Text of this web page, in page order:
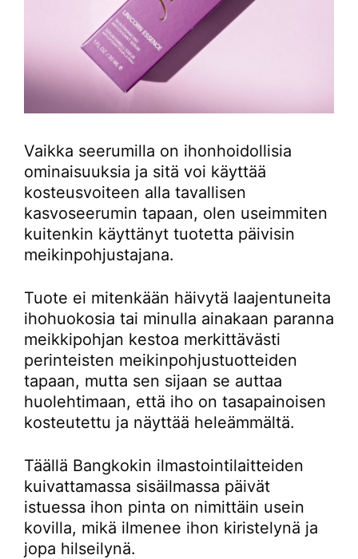
Vaikka seerumilla on ihonhoidollisia
ominaisuuksia ja sitä voi käyttää
kosteusvoiteen alla tavallisen
kasvoseerumin tapaan, olen useimmiten
kuitenkin käyttänyt tuotetta päivisin
meikinpohjustajana.
Tuote ei mitenkään häivytä laajentuneita
ihohuokosia tai minulla ainakaan paranna
meikkipohjan kestoa merkittävästi
perinteisten meikinpohjustuotteiden
tapaan, mutta sen sijaan se auttaa
huolehtimaan, että iho on tasapainoisen
kosteutettu ja näyttää heleämmältä.
Täällä Bangkokin ilmastointilaitteiden
kuivattamassa sisäilmassa päivät
istuessa ihon pinta on nimittäin usein
kovilla, mikä ilmenee ihon kiristelynä ja
jopa hilseilynä.